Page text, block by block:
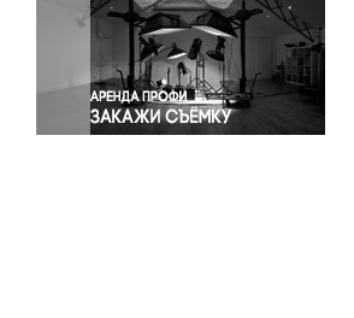
Спорт
Экология
Экономика и бизнес